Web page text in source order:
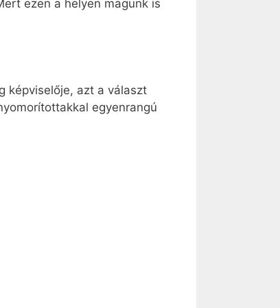
ezen a helyen magunk is
képviselője, azt a választ
egyenrangú